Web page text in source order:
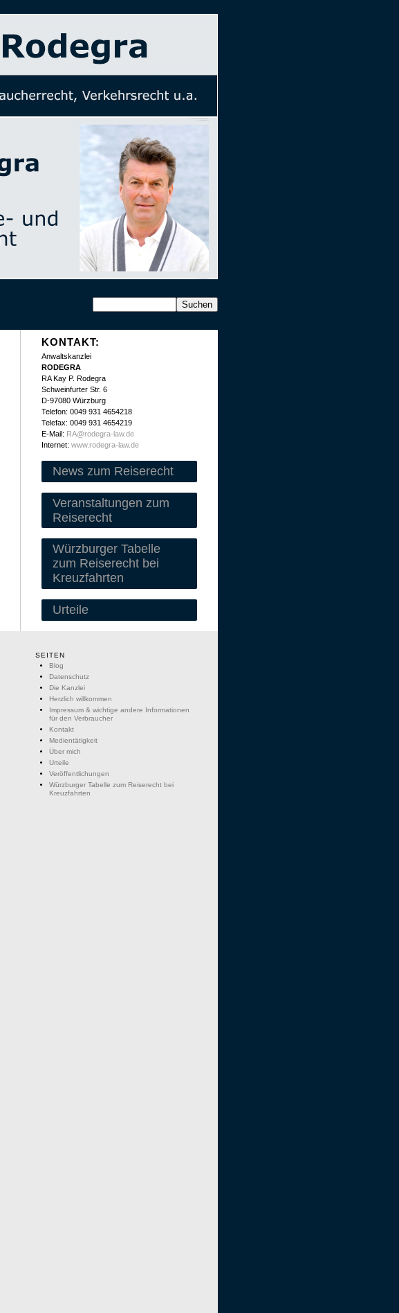
KONTAKT:
Anwaltskanzlei
RODEGRA
RA Kay P. Rodegra
Schweinfurter Str. 6
D-97080 Würzburg
Telefon: 0049 931 4654218
Telefax: 0049 931 4654219
E-Mail: RA@rodegra-law.de
Internet: www.rodegra-law.de
News zum Reiserecht
Veranstaltungen zum
Reiserecht
Würzburger Tabelle
zum Reiserecht bei
Kreuzfahrten
Urteile
SEITEN
Blog
Datenschutz
Die Kanzlei
Herzlich willkommen
Impressum & wichtige andere Informationen
für den Verbraucher
Kontakt
Medientätigkeit
Über mich
Urteile
Veröffentlichungen
Würzburger Tabelle zum Reiserecht bei
Kreuzfahrten